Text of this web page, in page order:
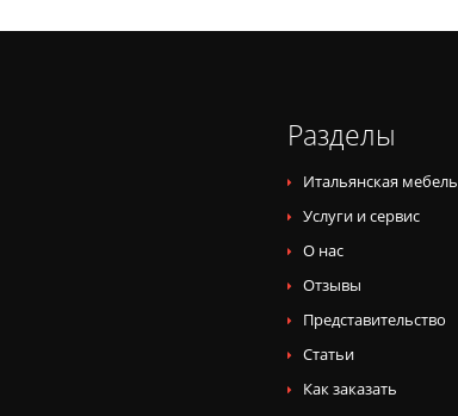
Разделы
Итальянская мебель
Услуги и сервис
О нас
Отзывы
Представительство
Статьи
Как заказать